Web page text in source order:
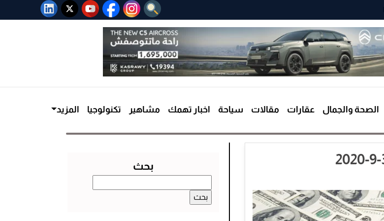
الصحة والجمال عقارات مقالات سياحة اخبار تهمك مشاهير تكنولوجيا المزيد
بحث
عن: